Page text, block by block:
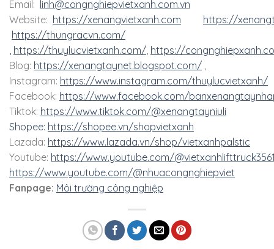
Email: linh@congnghiepvietxanh.com.vn
Website: https://xenangvietxanh.com
https://
https://thungracvn.com/
https://thuylucvietxanh.com/ https://
Blog: https://xenangtaynet.blogspot.com/
Instagram: https://www.instagram.com/thuylucvietxanh/
Facebook: https://www.facebook.com/
Tiktok: https://www.tiktok.com/@xenangtayniuli
Shopee: https://shopee.vn/shopvietxanh
Lazada: https://www.lazada.vn/shop/vietxanhpalstic
Youtube: https://www.youtube.com/
https://www.youtube.com/@nhuacongnghiepviet
Fanpage: Môi trường công nghiệp